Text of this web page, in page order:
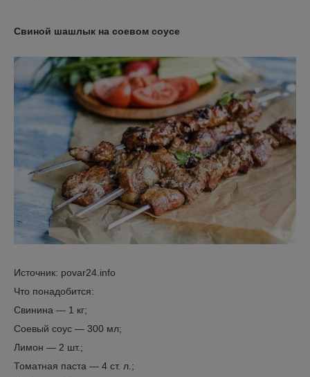
Свиной шашлык на соевом соусе
Источник: povar24.info
Что понадобится:
Свинина — 1 кг;
Соевый соус — 300 мл;
Лимон — 2 шт.;
Томатная паста — 4 ст. л.;